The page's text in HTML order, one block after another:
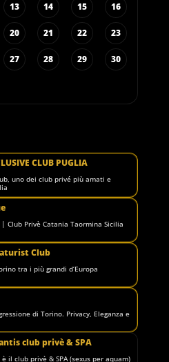
13 14 15 16
20 21 22 23
27 28 29 30
CLUB PUGLIA
uno dei club privé più amati e
Club Privè Catania Taormina Sicilia
Club
tra i più grandi d’Europa
di Torino. Privacy, Eleganza e
club privè & SPA
il club privè & SPA (sexus per aquam)